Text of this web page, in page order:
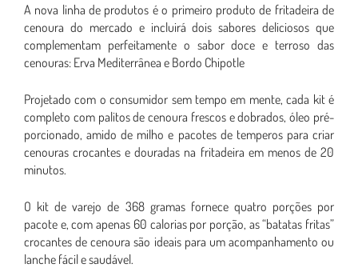
A nova linha de produtos é o primeiro produto de fritadeira de
cenoura do mercado e incluirá dois sabores deliciosos que
complementam perfeitamente o sabor doce e terroso das
cenouras: Erva Mediterrânea e Bordo Chipotle
Projetado com o consumidor sem tempo em mente, cada kit é
completo com palitos de cenoura frescos e dobrados, óleo pré-
porcionado, amido de milho e pacotes de temperos para criar
cenouras crocantes e douradas na fritadeira em menos de 20
minutos.
O kit de varejo de 368 gramas fornece quatro porções por
pacote e, com apenas 60 calorias por porção, as “batatas fritas”
crocantes de cenoura são ideais para um acompanhamento ou
lanche fácil e saudável.